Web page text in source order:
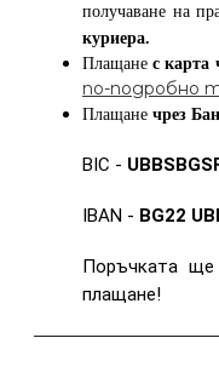
получаване на
куриера.
Плащанес карта
по-подробно
Плащане чрез
BIC -
IBAN - BG22
Поръчката ще
плащане!